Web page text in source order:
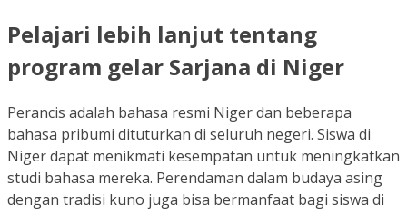
Pelajari lebih lanjut tentang
program gelar Sarjana di Niger
Perancis adalah bahasa resmi Niger dan beberapa
bahasa pribumi dituturkan di seluruh negeri. Siswa di
Niger dapat menikmati kesempatan untuk meningkatkan
studi bahasa mereka. Perendaman dalam budaya asing
dengan tradisi kuno juga bisa bermanfaat bagi siswa di